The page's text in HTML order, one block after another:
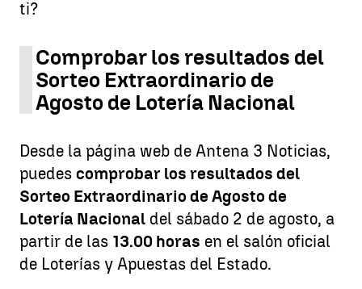
ti?
Comprobar los resultados del
Sorteo Extraordinario de
Agosto de Lotería Nacional
Desde la página web de Antena 3 Noticias,
puedes comprobar los resultados del
Sorteo Extraordinario de Agosto de
Lotería Nacional del sábado 2 de agosto, a
partir de las 13.00 horas en el salón oficial
de Loterías y Apuestas del Estado.